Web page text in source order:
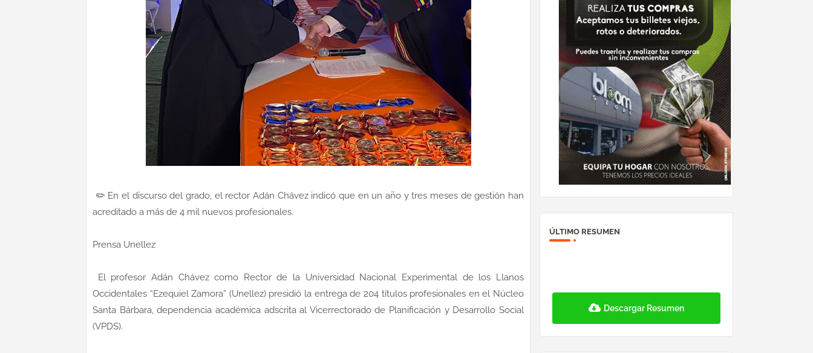
✏️ En el discurso del grado, el rector Adán Chávez indicó que en un año y tres meses de gestión han
acreditado a más de 4 mil nuevos profesionales.
Prensa Unellez
El profesor Adán Chávez como Rector de la Universidad Nacional Experimental de los Llanos
Occidentales “Ezequiel Zamora” (Unellez) presidió la entrega de 204 títulos profesionales en el Núcleo
Santa Bárbara, dependencia académica adscrita al Vicerrectorado de Planificación y Desarrollo Social
(VPDS).
ÚLTIMO RESUMEN
Descargar Resumen